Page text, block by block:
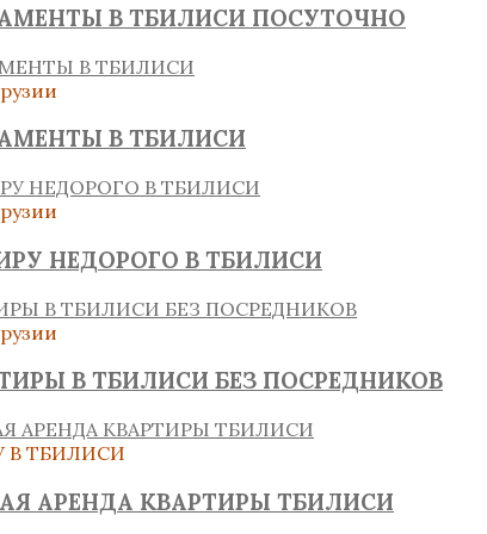
В ТБИЛИСИ ПОСУТОЧНО
В ТБИЛИСИ
НЕДОРОГО В ТБИЛИСИ
В ТБИЛИСИ БЕЗ ПОСРЕДНИКОВ
В ТБИЛИСИ
АРЕНДА КВАРТИРЫ ТБИЛИСИ